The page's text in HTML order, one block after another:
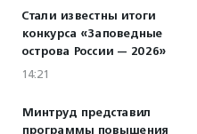
Стали известны итоги
конкурса «Заповедные
острова России — 2026»
14:21
Минтруд представил
программы повышения